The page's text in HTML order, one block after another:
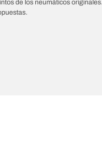
de los neumáticos originales.